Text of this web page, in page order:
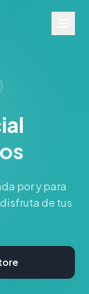
por y para
de tus